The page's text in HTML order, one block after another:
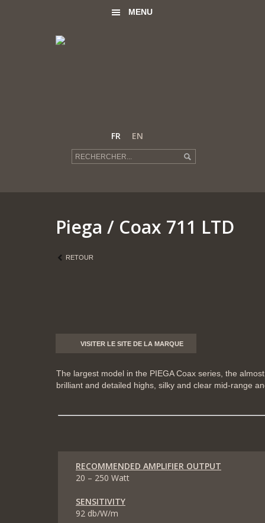
FR EN
MENU
Piega / Coax 711 LTD
RETOUR
VISITER LE SITE DE LA MARQUE
The largest model in the PIEGA Coax series, the
brilliant and detailed highs, silky and clear mid-range
RECOMMENDED AMPLIFIER OUTPUT
20 – 250 Watt
SENSITIVITY
92 db/W/m